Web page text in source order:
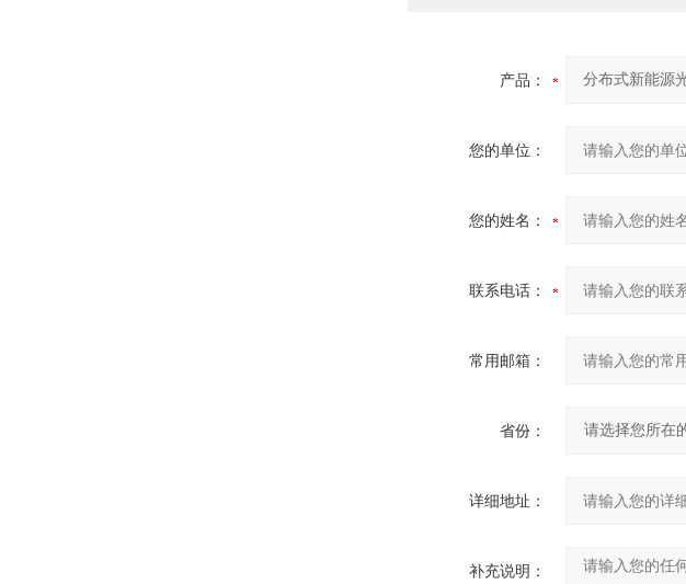
产品：
您的单位：
您的姓名：
联系电话：
常用邮箱：
省份：
详细地址：
补充说明：